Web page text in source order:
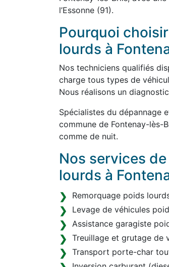
l’Essonne (91).
Pourquoi
lourds à
Nos techniciens qualifiés
charge tous types de
Nous réalisons un
Spécialistes du dépannage
commune de Fontenay-lès-
comme de nuit.
Nos services
lourds à
Remorquage poids
Levage de véhicules
Assistance garagiste
Treuillage et grutage de
Transport porte-char